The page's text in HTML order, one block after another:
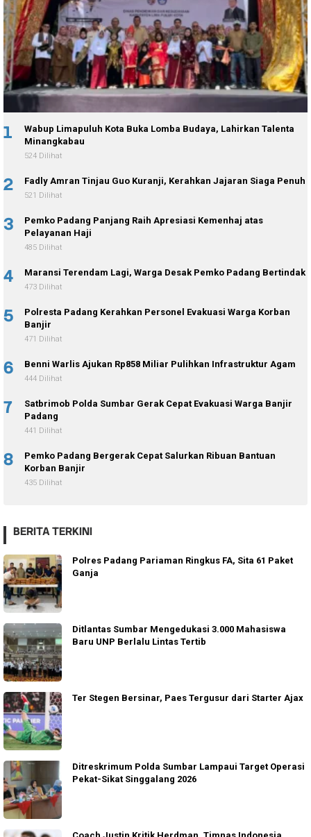
1
Wabup Limapuluh Kota Buka Lomba Budaya, Lahirkan Talenta
Minangkabau
524 Dilihat
2 Fadly Amran Tinjau Guo Kuranji, Kerahkan Jajaran Siaga Penuh
521 Dilihat
3
Pemko Padang Panjang Raih Apresiasi Kemenhaj atas
Pelayanan Haji
485 Dilihat
4 Maransi Terendam Lagi, Warga Desak Pemko Padang Bertindak
473 Dilihat
5
Polresta Padang Kerahkan Personel Evakuasi Warga Korban
Banjir
471 Dilihat
6 Benni Warlis Ajukan Rp858 Miliar Pulihkan Infrastruktur Agam
444 Dilihat
7
Satbrimob Polda Sumbar Gerak Cepat Evakuasi Warga Banjir
Padang
441 Dilihat
8
Pemko Padang Bergerak Cepat Salurkan Ribuan Bantuan
Korban Banjir
435 Dilihat
BERITA TERKINI
Polres Padang Pariaman Ringkus FA, Sita 61 Paket
Ganja
Ditlantas Sumbar Mengedukasi 3.000 Mahasiswa
Baru UNP Berlalu Lintas Tertib
Ter Stegen Bersinar, Paes Tergusur dari Starter Ajax
Ditreskrimum Polda Sumbar Lampaui Target Operasi
Pekat-Sikat Singgalang 2026